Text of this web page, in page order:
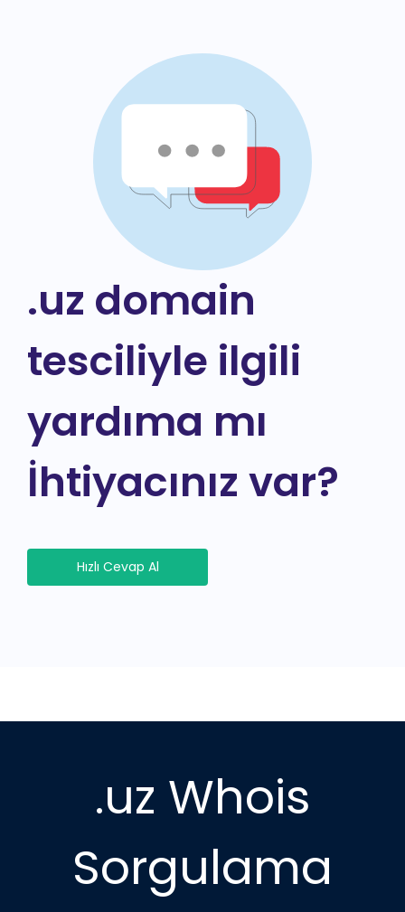
.uz domain
tesciliyle ilgili
yardıma mı
İhtiyacınız var?
Hızlı Cevap Al
.uz Whois
Sorgulama